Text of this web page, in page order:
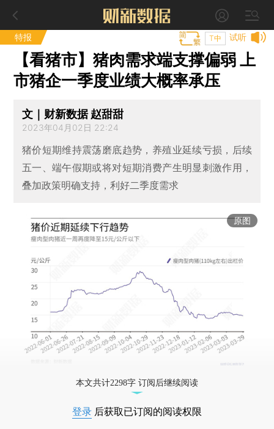
特报 试听
T中
【看猪市】猪肉需求端支撑偏弱 上
市猪企一季度业绩大概率承压
文｜财新数据 赵甜甜
2023年04月02日 22:24
猪价短期维持震荡磨底趋势，养殖业延续亏损，后续
五一、端午假期或将对短期消费产生明显刺激作用，
叠加政策明确支持，利好二季度需求
原图
本文共计2298字 订阅后继续阅读
登录 后获取已订阅的阅读权限